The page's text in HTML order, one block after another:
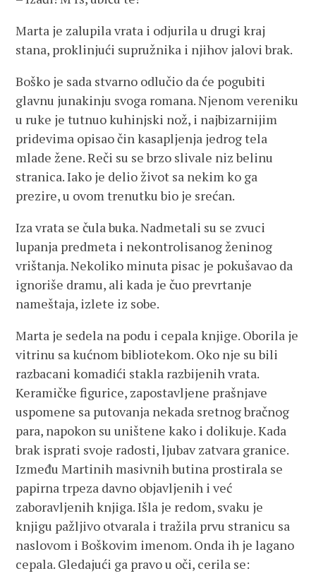
Marta je zalupila vrata i odjurila u drugi kraj
stana, proklinjući supružnika i njihov jalovi brak.
Boško je sada stvarno odlučio da će pogubiti
glavnu junakinju svoga romana. Njenom vereniku
u ruke je tutnuo kuhinjski nož, i najbizarnijim
pridevima opisao čin kasapljenja jedrog tela
mlade žene. Reči su se brzo slivale niz belinu
stranica. Iako je delio život sa nekim ko ga
prezire, u ovom trenutku bio je srećan.
Iza vrata se čula buka. Nadmetali su se zvuci
lupanja predmeta i nekontrolisanog ženinog
vrištanja. Nekoliko minuta pisac je pokušavao da
ignoriše dramu, ali kada je čuo prevrtanje
nameštaja, izlete iz sobe.
Marta je sedela na podu i cepala knjige. Oborila je
vitrinu sa kućnom bibliotekom. Oko nje su bili
razbacani komadići stakla razbijenih vrata.
Keramičke figurice, zapostavljene prašnjave
uspomene sa putovanja nekada sretnog bračnog
para, napokon su uništene kako i dolikuje. Kada
brak isprati svoje radosti, ljubav zatvara granice.
Između Martinih masivnih butina prostirala se
papirna trpeza davno objavljenih i već
zaboravljenih knjiga. Išla je redom, svaku je
knjigu pažljivo otvarala i tražila prvu stranicu sa
naslovom i Boškovim imenom. Onda ih je lagano
cepala. Gledajući ga pravo u oči, cerila se: